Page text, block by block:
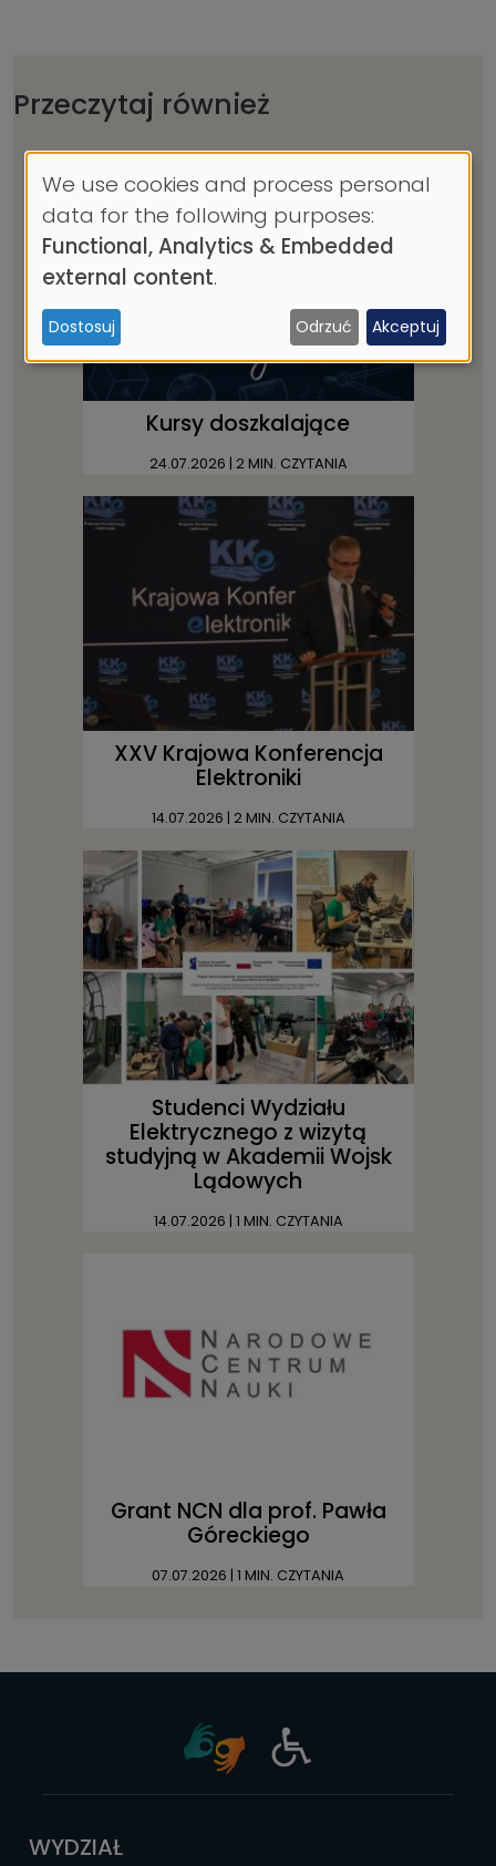
Przeczytaj również
Kursy doszkalające
24.07.2026 | 2 MIN. CZYTANIA
XXV Krajowa Konferencja
Elektroniki
14.07.2026 | 2 MIN. CZYTANIA
Studenci Wydziału
Elektrycznego z wizytą
studyjną w Akademii Wojsk
Lądowych
14.07.2026 | 1 MIN. CZYTANIA
Grant NCN dla prof. Pawła
Góreckiego
07.07.2026 | 1 MIN. CZYTANIA
WYDZIAŁ
Use
of
personal
data
and
cookies
We use cookies and process personal
data for the following purposes:
Functional, Analytics & Embedded
external content.
Dostosuj Odrzuć Akceptuj